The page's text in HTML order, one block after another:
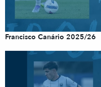
Francisco Canário 2025/26